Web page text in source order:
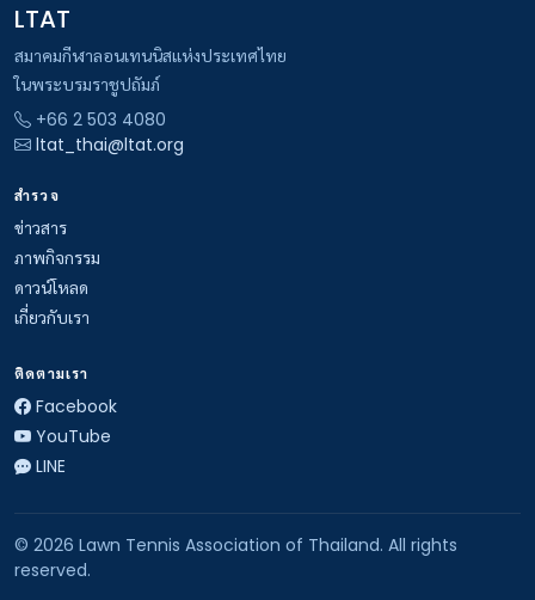
LTAT
สมาคมกีฬาลอนเทนนิสแห่งประเทศไทย
ในพระบรมราชูปถัมภ์
+66 2 503 4080
ltat_thai@ltat.org
สำรวจ
ข่าวสาร
ภาพกิจกรรม
ดาวน์โหลด
เกี่ยวกับเรา
ติดตามเรา
Facebook
YouTube
LINE
© 2026 Lawn Tennis Association of Thailand. All rights
reserved.